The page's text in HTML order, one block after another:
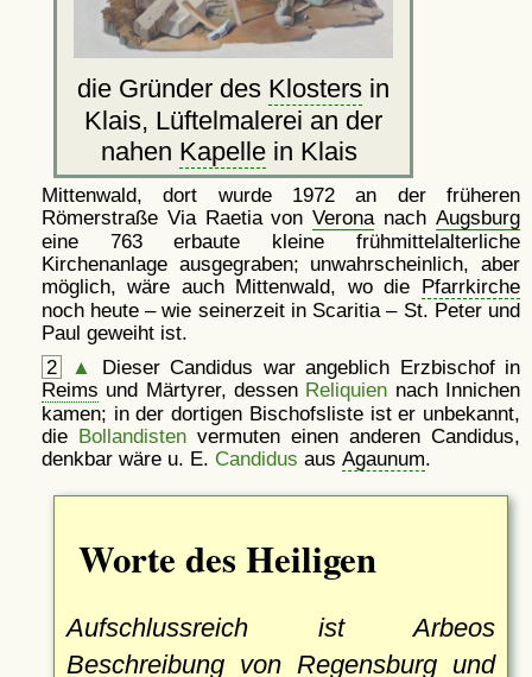
die Gründer des Klostersin
Klais, Lüftelmalerei an der
nahen Kapelle in Klais
Mittenwald, dort wurde 1972 an der früheren
Römerstraße Via Raetia vonVerona nachAugsburg
eine 763 erbaute kleine frühmittelalterliche
Kirchenanlage ausgegraben; unwahrscheinlich, aber
möglich, wäre auch Mittenwald, wo die Pfarrkirche
noch heute – wie seinerzeit in Scaritia – St. Peter und
Paul geweiht ist.
2
▲
Dieser Candidus war angeblich Erzbischof in
Reims und Märtyrer, dessen Reliquien nach Innichen
kamen; in der dortigen Bischofsliste ist er unbekannt,
die Bollandistenvermuten einen anderen Candidus,
denkbar wäre u. E. Candidus aus Agaunum.
Worte des Heiligen
Aufschlussreich ist Arbeos
Beschreibung von Regensburgund